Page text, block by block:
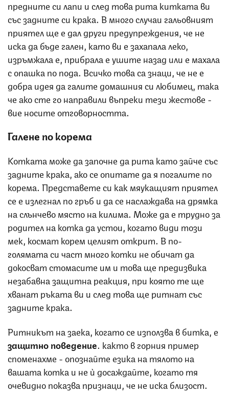
предните си лапи и след това рита китката ви
със задните си крака. В много случаи гальовният
приятел ще е дал други предупреждения, че не
иска да бъде гален, като ви е захапала леко,
изръмжала е, прибрала е ушите назад или е махала
с опашка по пода. Всичко това са знаци, че не е
добра идея да галите домашния си любимец, така
че ако сте го направили въпреки тези жестове -
вие носите отговорността.
Галене по корема
Котката може да започне да рита като зайче със
задните крака, ако се опитате да я погалите по
корема. Представете си как мяукащият приятел
се е излегнал по гръб и да се наслаждава на дрямка
на слънчево място на килима. Може да е трудно за
родител на котка да устои, когато види този
мек, космат корем целият открит. В по-
голямата си част много котки не обичат да
докосват стомасите им и това ще предизвика
незабавна защитна реакция, при която те ще
хванат ръката ви и след това ще ритнат със
задните крака.
Ритникът на заека, когато се използва в битка, е
защитно поведение. както в горния пример
споменахме - опознайте езика на тялото на
вашата котка и не ѝ досаждайте, когато тя
очевидно показва признаци, че не иска близост.